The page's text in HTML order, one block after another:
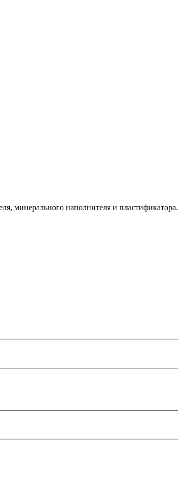
минерального наполнителя и пластификатора.